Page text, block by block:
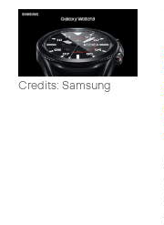
Credits: Samsung